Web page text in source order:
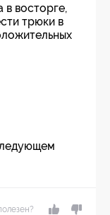
в восторге,
трюки в